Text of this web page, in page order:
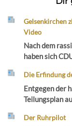
Gelsenkirchen
Video
Nach dem
haben sich
Die Erfindung
Entgegen der
Teilungsplan
Der Ruhrpilot